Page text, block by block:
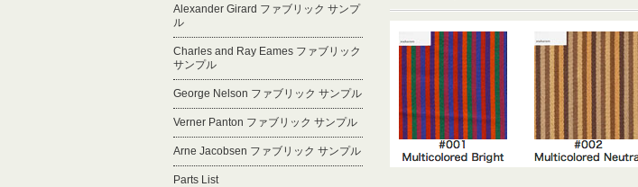
Alexander Girard ファブリック サンプ
ル
Charles and Ray Eames ファブリック
サンプル
George Nelson ファブリック サンプル
Verner Panton ファブリック サンプル
Arne Jacobsen ファブリック サンプル
Parts List